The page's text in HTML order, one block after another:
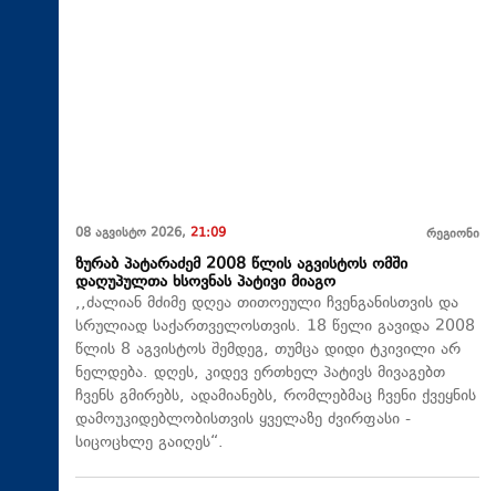
08 აგვისტო 2026, 21:09 რეგიონი
ზურაბ პატარაძემ 2008 წლის აგვისტოს ომში
დაღუპულთა ხსოვნას პატივი მიაგო
,,ძალიან მძიმე დღეა თითოეული ჩვენგანისთვის და
სრულიად საქართველოსთვის. 18 წელი გავიდა 2008
წლის 8 აგვისტოს შემდეგ, თუმცა დიდი ტკივილი არ
ნელდება. დღეს, კიდევ ერთხელ პატივს მივაგებთ
ჩვენს გმირებს, ადამიანებს, რომლებმაც ჩვენი ქვეყნის
დამოუკიდებლობისთვის ყველაზე ძვირფასი -
სიცოცხლე გაიღეს“.